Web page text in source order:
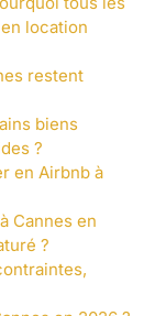
location
restent
biens
?
en Airbnb à
Cannes en
?